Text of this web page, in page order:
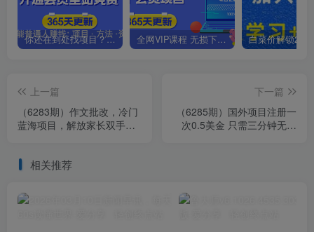
你还在到处找项目？还在当韭菜？我靠卖项目一个月收入5万+，曾经我也是个失败者。 全网VIP课程 无损下载~.~
上一篇
（6283期）作文批改，冷门
蓝海项目，解放家长双手，
下一篇
（6285期）国外项目注册一
次0.5美金 只需三分钟无脑
相关推荐